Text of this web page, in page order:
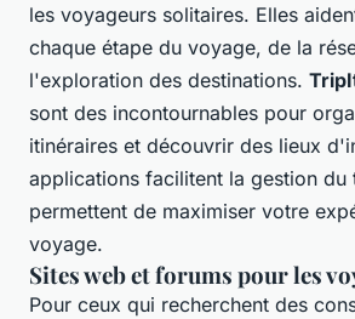
les voyageurs solitaires. Elles
chaque étape du voyage, de la
l'exploration des destinations.
sont des incontournables pour
itinéraires et découvrir des lieux
applications facilitent la gestion du
permettent de maximiser votre
voyage.
Sites web et forums pour les
Pour ceux qui recherchent des